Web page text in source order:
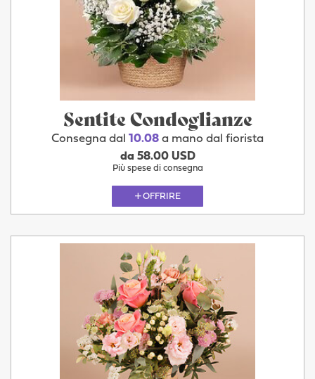
Sentite Condoglianze
Consegna dal 10.08 a mano dal fiorista
da 58.00 USD
Più spese di consegna
OFFRIRE